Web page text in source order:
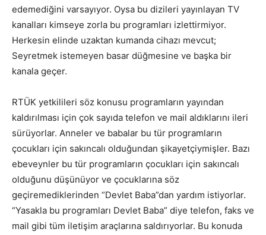
edemediğini varsayıyor. Oysa bu dizileri yayınlayan TV
kanalları kimseye zorla bu programları izlettirmiyor.
Herkesin elinde uzaktan kumanda cihazı mevcut;
Seyretmek istemeyen basar düğmesine ve başka bir
kanala geçer.
RTÜK yetkilileri söz konusu programların yayından
kaldırılması için çok sayıda telefon ve mail aldıklarını ileri
sürüyorlar. Anneler ve babalar bu tür programların
çocukları için sakıncalı olduğundan şikayetçiymişler. Bazı
ebeveynler bu tür programların çocukları için sakıncalı
olduğunu düşünüyor ve çocuklarına söz
geçiremediklerinden “Devlet Baba”dan yardım istiyorlar.
“Yasakla bu programları Devlet Baba” diye telefon, faks ve
mail gibi tüm iletişim araçlarına saldırıyorlar. Bu konuda